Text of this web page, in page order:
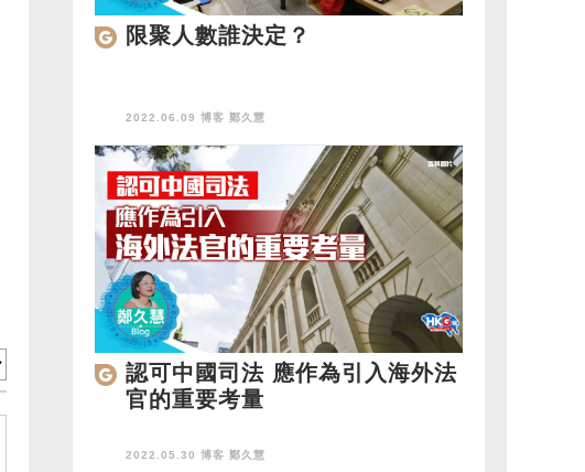
限聚人數誰決定？
2022.06.09 博客 鄭久慧
認可中國司法 應作為引入海外法
官的重要考量
2022.05.30 博客 鄭久慧